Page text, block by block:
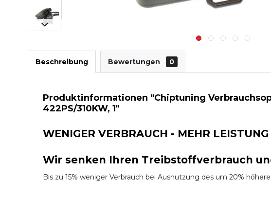
Beschreibung Bewertungen 0
Produktinformationen "Chiptuning
422PS/310KW, 1"
WENIGER VERBRAUCH - MEHR LEISTUNG
Wir senken Ihren Treibstoffverbrauch
Bis zu 15% weniger Verbrauch bei Ausnutzung des um 20%